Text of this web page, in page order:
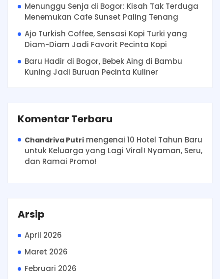
Menunggu Senja di Bogor: Kisah Tak Terduga
Menemukan Cafe Sunset Paling Tenang
Ajo Turkish Coffee, Sensasi Kopi Turki yang
Diam-Diam Jadi Favorit Pecinta Kopi
Baru Hadir di Bogor, Bebek Aing di Bambu
Kuning Jadi Buruan Pecinta Kuliner
Komentar Terbaru
Chandriva Putri mengenai 10 Hotel Tahun Baru
untuk Keluarga yang Lagi Viral! Nyaman, Seru,
dan Ramai Promo!
Arsip
April 2026
Maret 2026
Februari 2026